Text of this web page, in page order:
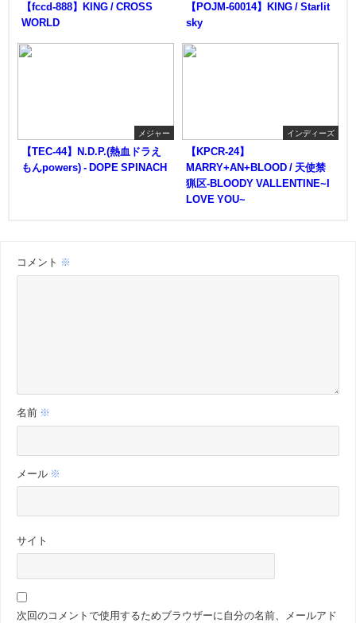
【fccd-888】KING / CROSS
WORLD
【POJM-60014】KING / Starlit
sky
メジャー
【TEC-44】N.D.P.(熱血ドラえ
もんpowers) - DOPE SPINACH
インディーズ
【KPCR-24】
MARRY+AN+BLOOD / 天使禁
猟区-BLOODY VALLENTINE~I
LOVE YOU~
コメント ※
名前 ※
メール ※
サイト
次回のコメントで使用するためブラウザーに自分の名前、メールアド